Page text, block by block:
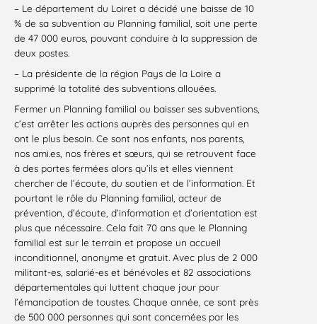
– Le département du Loiret a décidé une baisse de 10
% de sa subvention au Planning familial, soit une perte
de 47 000 euros, pouvant conduire à la suppression de
deux postes.
– La présidente de la région Pays de la Loire a
supprimé la totalité des subventions allouées.
Fermer un Planning familial ou baisser ses subventions,
c’est arrêter les actions auprès des personnes qui en
ont le plus besoin. Ce sont nos enfants, nos parents,
nos ami.es, nos frères et sœurs, qui se retrouvent face
à des portes fermées alors qu’ils et elles viennent
chercher de l’écoute, du soutien et de l’information. Et
pourtant le rôle du Planning familial, acteur de
prévention, d’écoute, d’information et d’orientation est
plus que nécessaire. Cela fait 70 ans que le Planning
familial est sur le terrain et propose un accueil
inconditionnel, anonyme et gratuit. Avec plus de 2 000
militant-es, salarié-es et bénévoles et 82 associations
départementales qui luttent chaque jour pour
l’émancipation de toustes. Chaque année, ce sont près
de 500 000 personnes qui sont concernées par les